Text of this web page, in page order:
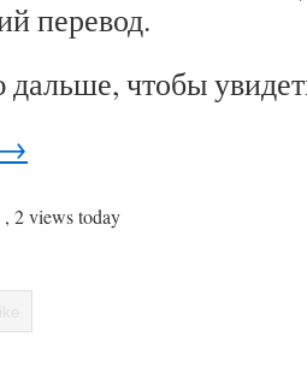
перевод.
дальше, чтобы
→
, 2 views today